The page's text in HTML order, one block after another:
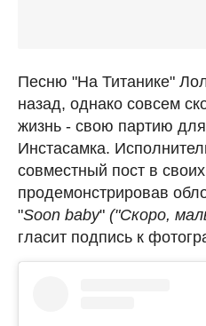
Песню "На Титанике"
назад, однако совсем
жизнь - свою партию для
Инстасамка.
совместный пост в
продемонстрировав
"Soon baby" ("Скоро,
гласит подпись к